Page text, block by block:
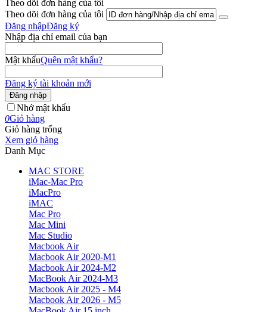
Theo dõi đơn hàng của tôi
Theo dõi đơn hàng của tôi
Đăng nhậpĐăng ký
Nhập địa chỉ email của bạn
Mật khẩuQuên mật khẩu?
Đăng ký tài khoản mới
Đăng nhập
Nhớ mật khẩu
0Giỏ hàng
Giỏ hàng trống
Xem giỏ hàng
Danh Mục
MAC STORE
iMac-Mac Pro
iMacPro
iMAC
Mac Pro
Mac Mini
Mac Studio
Macbook Air
Macbook Air 2020-M1
Macbook Air 2024-M2
MacBook Air 2024-M3
Macbook Air 2025 - M4
Macbook Air 2026 - M5